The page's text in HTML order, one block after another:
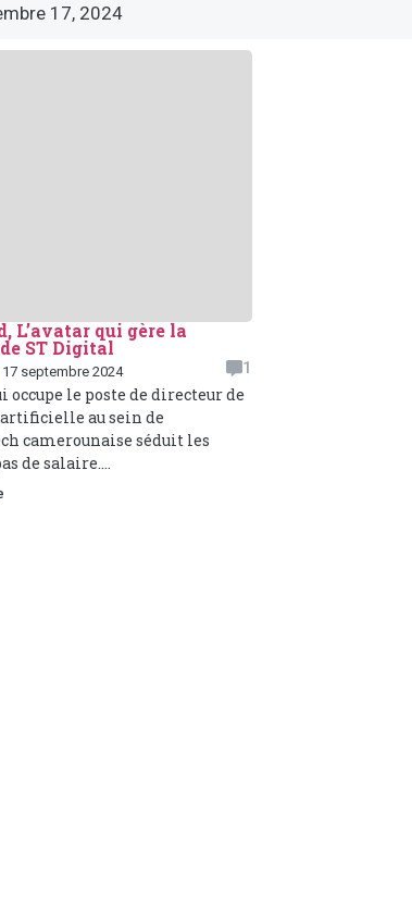
17, 2024
L’avatar qui gère la
ST Digital
17 septembre 2024 1
occupe le poste de directeur de
au sein de
camerounaise séduit les
de salaire....